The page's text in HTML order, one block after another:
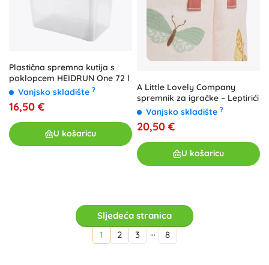
Plastična spremna kutija s
poklopcem HEIDRUN One 72 l
Vanjsko skladište ?
16,50 €
U košaricu
A Little Lovely Company
spremnik za igračke – Leptirići
Vanjsko skladište ?
20,50 €
U košaricu
Sljedeća stranica
1
2 3 … 8